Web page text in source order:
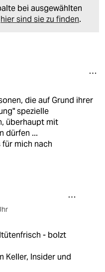
bei ausgewählten
hier sind sie zu finden.
die auf Grund ihrer
spezielle
überhaupt mit
dürfen ...
mich nach
- bolzt
Keller, Insider und